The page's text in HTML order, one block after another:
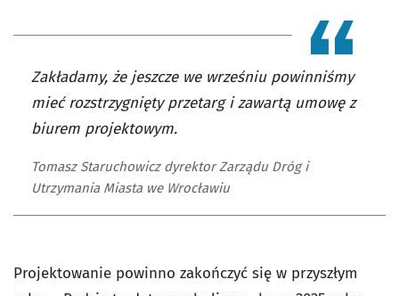
Zakładamy, że jeszcze we wrześniu powinniśmy
mieć rozstrzygnięty przetarg i zawartą umowę z
biurem projektowym.
Tomasz Staruchowicz dyrektor Zarządu Dróg i
Utrzymania Miasta we Wrocławiu
Projektowanie powinno zakończyć się w przyszłym